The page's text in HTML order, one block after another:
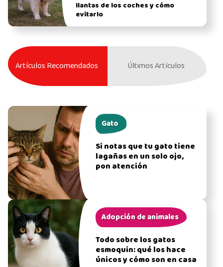
llantas de los coches y cómo
evitarlo
Artículos Recomendados Últimos Artículos
Gato
Si notas que tu gato tiene
lagañas en un solo ojo,
pon atención
Adopción de animales
Todo sobre los gatos
esmoquin: qué los hace
únicos y cómo son en casa